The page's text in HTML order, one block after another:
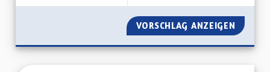
VORSCHLAG ANZEIGEN